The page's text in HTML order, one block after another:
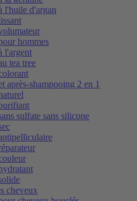
l'huile d'argan
hommes
l'argent
tea tree
après-shampooing 2 en 1
sulfate sans silicone
cheveux